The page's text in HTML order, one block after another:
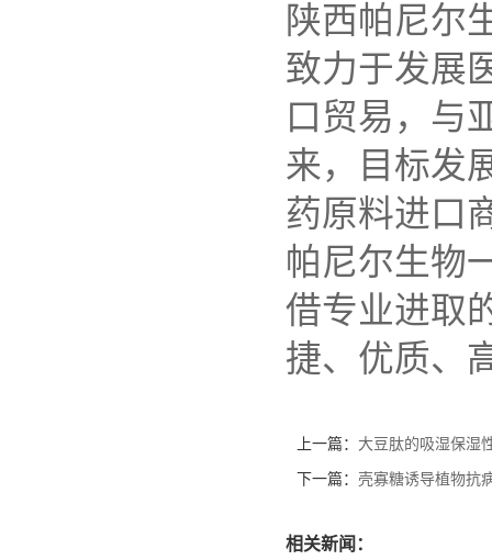
陕西帕尼尔
致力于发展
口贸易，与
来，目标发
药原料进口
帕尼尔生物
借专业进取
捷、优质、
上一篇： 大豆肽的吸湿保湿
下一篇： 壳寡糖诱导植物抗
相关新闻：